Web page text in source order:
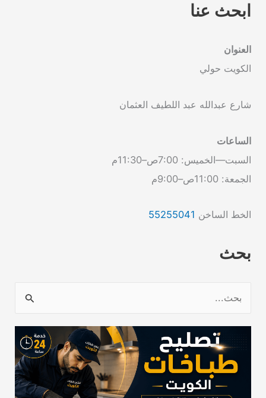
ابحث عنا
العنوان
الكويت حولي
شارع عبدالله عبد اللطيف العثمان
الساعات
السبت—الخميس: 7:00ص–11:30م
الجمعة: 11:00ص–9:00م
الخط الساخن 55255041
بحث